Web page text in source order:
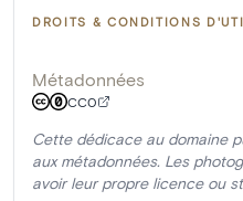
DROITS & CONDITIONS
Métadonnées
CC0
Cette dédicace au domaine
aux métadonnées. Les
avoir leur propre licence ou